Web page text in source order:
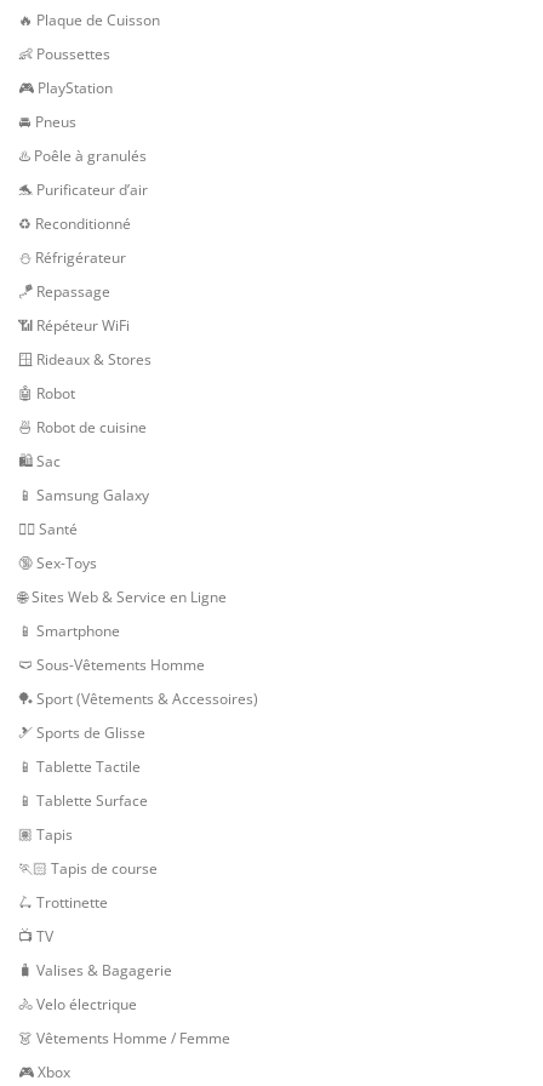
🔥 Plaque de Cuisson
👶 Poussettes
🎮 PlayStation
🚘 Pneus
♨️ Poêle à granulés
🐬 Purificateur d’air
♻️ Reconditionné
⛄ Réfrigérateur
🪁 Repassage
📶 Répéteur WiFi
🪟 Rideaux & Stores
🤖 Robot
🍜 Robot de cuisine
🛍 Sac
📱 Samsung Galaxy
👨‍⚕️ Santé
🔞 Sex-Toys
🌐 Sites Web & Service en Ligne
📱 Smartphone
🩲 Sous-Vêtements Homme
🏓 Sport (Vêtements & Accessoires)
🎿 Sports de Glisse
📱 Tablette Tactile
📱 Tablette Surface
🏽 Tapis
🏃🏻 Tapis de course
🛴 Trottinette
📺 TV
🧳 Valises & Bagagerie
🚴 Velo électrique
👗 Vêtements Homme / Femme
🎮 Xbox